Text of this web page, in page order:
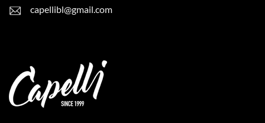
capellibl@gmail.com